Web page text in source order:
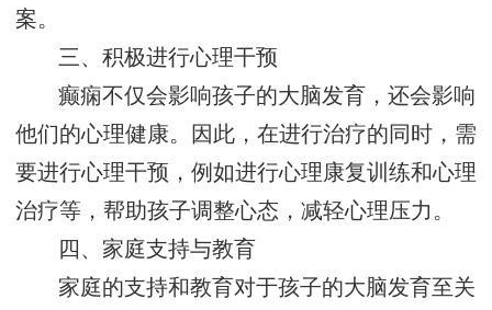
案。
三、积极进行心理干预
癫痫不仅会影响孩子的大脑发育，还会影响
他们的心理健康。因此，在进行治疗的同时，需
要进行心理干预，例如进行心理康复训练和心理
治疗等，帮助孩子调整心态，减轻心理压力。
四、家庭支持与教育
家庭的支持和教育对于孩子的大脑发育至关